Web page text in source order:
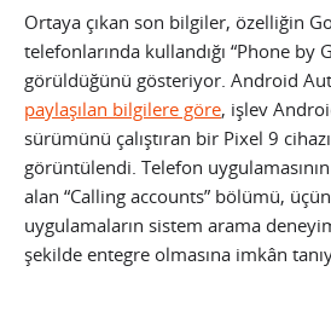
Ortaya çıkan son bilgiler, özelliğin
telefonlarında kullandığı “Phone by
görüldüğünü gösteriyor. Android
paylaşılan bilgilere göre, işlev
sürümünü çalıştıran bir Pixel 9
görüntülendi. Telefon
alan “Calling accounts” bölümü,
uygulamaların sistem arama
şekilde entegre olmasına imkân